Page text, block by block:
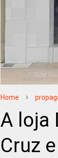
Home
A loja
Cruz